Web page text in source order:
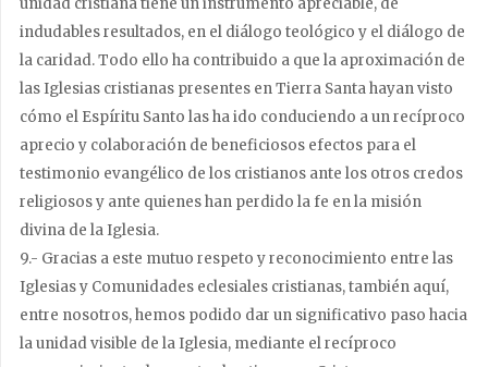
unidad cristiana tiene un instrumento apreciable, de
indudables resultados, en el diálogo teológico y el diálogo de
la caridad. Todo ello ha contribuido a que la aproximación de
las Iglesias cristianas presentes en Tierra Santa hayan visto
cómo el Espíritu Santo las ha ido conduciendo a un recíproco
aprecio y colaboración de beneficiosos efectos para el
testimonio evangélico de los cristianos ante los otros credos
religiosos y ante quienes han perdido la fe en la misión
divina de la Iglesia.
9.- Gracias a este mutuo respeto y reconocimiento entre las
Iglesias y Comunidades eclesiales cristianas, también aquí,
entre nosotros, hemos podido dar un significativo paso hacia
la unidad visible de la Iglesia, mediante el recíproco